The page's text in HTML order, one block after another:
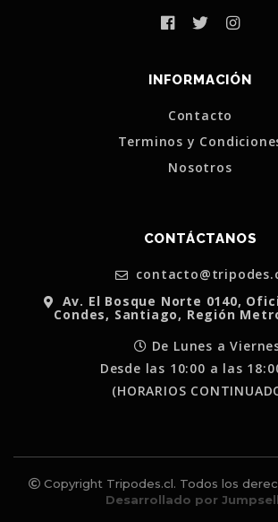
INFORMACIÓN
Contacto
Terminos y
Nosotros
CONTÁCTANOS
Av. El Bosque Norte 0140,
Condes, Santiago, Región
De Lunes a
Desde las 10:00 a las
(HORARIOS
Copyright Tripodes.cl. Todos los
Desarrollado por